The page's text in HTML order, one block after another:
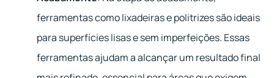
ferramentas como lixadeiras e politrizes são ideais
para superfícies lisas e sem imperfeições. Essas
ferramentas ajudam a alcançar um resultado final